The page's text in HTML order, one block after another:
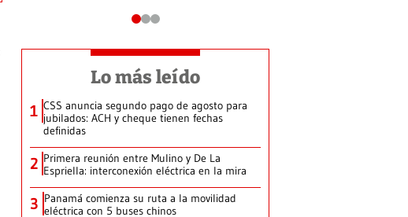
Lo más leído
1 CSS anuncia segundo pago de agosto para
jubilados: ACH y cheque tienen fechas
definidas
2 Primera reunión entre Mulino y De La
Espriella: interconexión eléctrica en la mira
3 Panamá comienza su ruta a la movilidad
eléctrica con 5 buses chinos